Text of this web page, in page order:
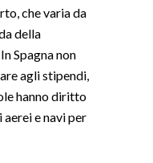
che varia da
della
Spagna non
agli stipendi,
hanno diritto
e navi per